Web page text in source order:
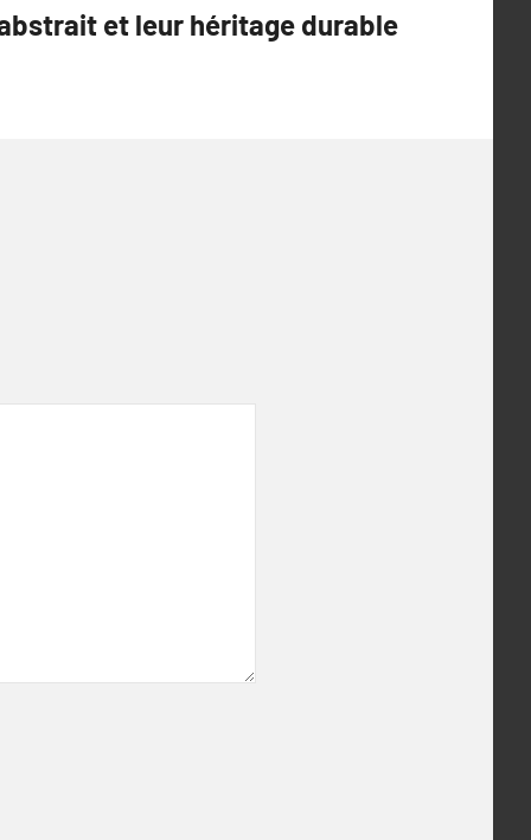
et leur héritage durable